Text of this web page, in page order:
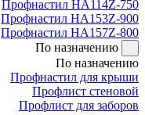
Профнастил НА114Z-750
Профнастил НА153Z-900
Профнастил НА157Z-800
По назначению
По назначению
Профнастил для крыши
Профлист стеновой
Профлист для заборов